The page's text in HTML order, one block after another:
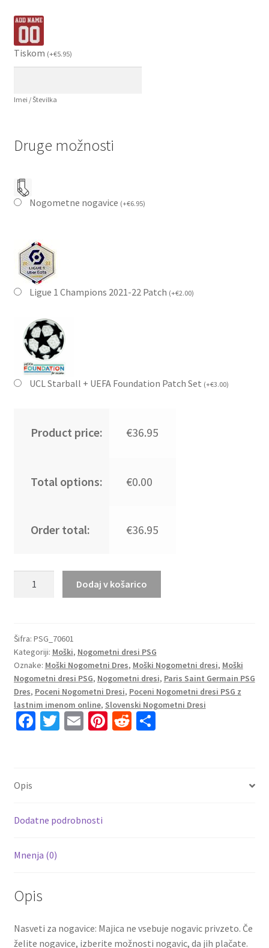
Tiskom (+€5.95)
Imei / Številka
Druge možnosti
Nogometne nogavice (+€6.95)
Ligue 1 Champions 2021-22 Patch (+€2.00)
UCL Starball + UEFA Foundation Patch Set (+€3.00)
Product price: €36.95
Total options: €0.00
Order total: €36.95
Saint-
Germain
PSG
Gostujoči
2023
Kratek
Rokav
VERRATTi
količina
Dodaj v košarico
Šifra: PSG_70601
Kategoriji: Moški, Nogometni dresi PSG
Oznake: Moški Nogometni Dres, Moški Nogometni dresi, Moški
Nogometni dresi PSG, Nogometni dresi, Paris Saint Germain PSG
Dres, Poceni Nogometni Dresi, Poceni Nogometni dresi PSG z
lastnim imenom online, Slovenski Nogometni Dresi
Fa
k
T E Pi R S
Opis
Dodatne podrobnosti
Mnenja (0)
Opis
Nasveti za nogavice: Majica ne vsebuje nogavic privzeto. Če
želite nogavice, izberite možnosti nogavic, da jih plačate.